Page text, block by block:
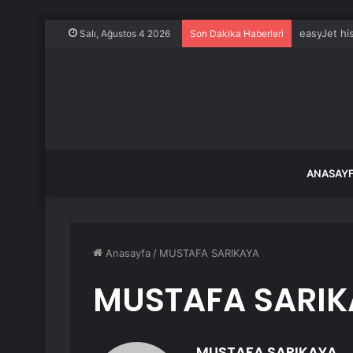
Salı, Ağustos 4 2026 Son Dakika Haberleri easyJet
Anasayfa / MUSTAFA SARIKAYA
MUSTAFA